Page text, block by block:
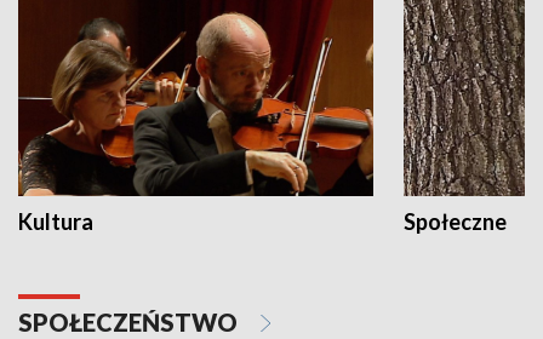
Kultura Społeczne
SPOŁECZEŃSTWO